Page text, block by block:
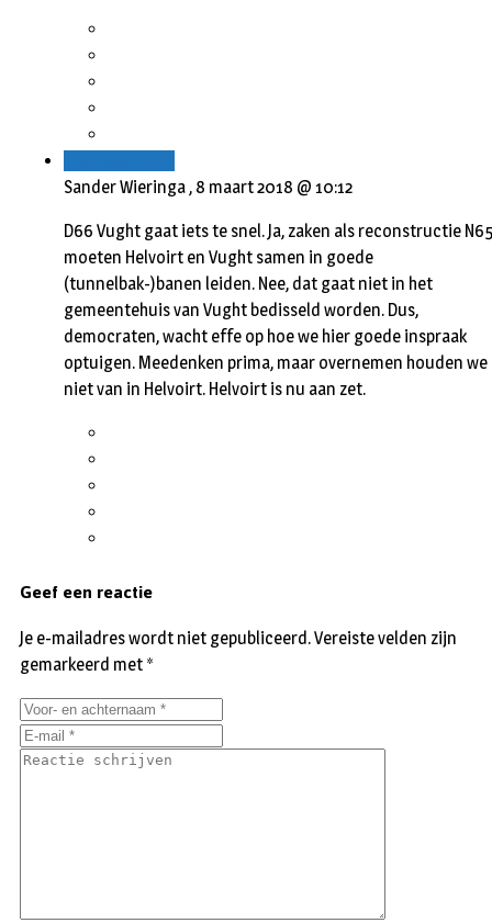
Sander Wieringa , 8 maart 2018 @ 10:12
D66 Vught gaat iets te snel. Ja, zaken als reconstructie N65
moeten Helvoirt en Vught samen in goede
(tunnelbak-)banen leiden. Nee, dat gaat niet in het
gemeentehuis van Vught bedisseld worden. Dus,
democraten, wacht effe op hoe we hier goede inspraak
optuigen. Meedenken prima, maar overnemen houden we
niet van in Helvoirt. Helvoirt is nu aan zet.
Geef een reactie
Je e-mailadres wordt niet gepubliceerd.Vereiste velden zijn
gemarkeerd met *